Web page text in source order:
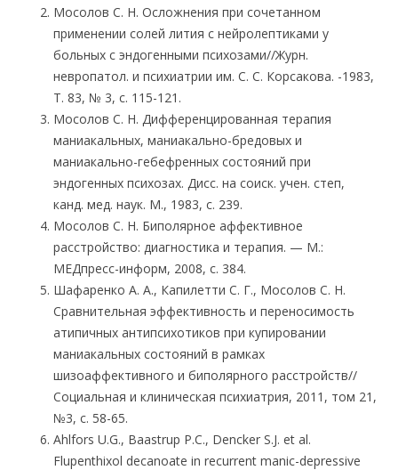
Мосолов С. Н. Осложнения при сочетанном
применении солей лития с нейролептиками у
больных с эндогенными психозами//Журн.
невропатол. и психиатрии им. С. С. Корсакова. -1983,
Т. 83, № 3, с. 115-121.
Мосолов С. Н. Дифференцированная терапия
маниакальных, маниакально-бредовых и
маниакально-гебефренных состояний при
эндогенных психозах. Дисс. на соиск. учен. степ,
канд. мед. наук. М., 1983, с. 239.
Мосолов С. Н. Биполярное аффективное
расстройство: диагностика и терапия. — М.:
МЕДпресс-информ, 2008, с. 384.
Шафаренко А. А., Капилетти С. Г., Мосолов С. Н.
Сравнительная эффективность и переносимость
атипичных антипсихотиков при купировании
маниакальных состояний в рамках
шизоаффективного и биполярного расстройств//
Социальная и клиническая психиатрия, 2011, том 21,
№3, с. 58-65.
Ahlfors U.G., Baastrup Р.С., Dencker S.J. et al.
Flupenthixol decanoate in recurrent manic-depressive